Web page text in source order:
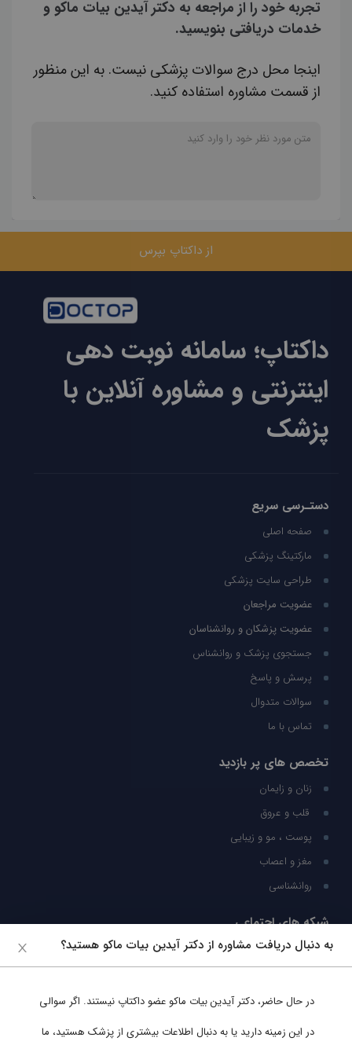
تجربه خود را از مراجعه به دکتر آیدین بیات ماکو و
خدمات دریافتی بنویسید.
اینجا محل درج سوالات پزشکی نیست. به این منظور
از قسمت مشاوره استفاده کنید.
از داکتاپ بپرس
داکتاپ؛ سامانه نوبت دهی
اینترنتی و مشاوره آنلاین با
پزشک
دستـرسی سریع
صفحه اصلی
مارکتینگ پزشکی
طراحی سایت پزشکی
عضویت مراجعان
عضویت پزشکان و روانشناسان
جستجوی پزشک و روانشناس
پرسش و پاسخ
سوالات متدوال
تماس با ما
تخصص های پر بازدید
زنان و زایمان
قلب و عروق
پوست ، مو و زیبایی
مغز و اعصاب
روانشناسی
شبکه های اجتماعی
ما را در شبکه های اجتماعی دنبال کنید
به دنبال دریافت مشاوره از دکتر آیدین بیات ماکو هستید؟
در حال حاضر، دکتر آیدین بیات ماکو عضو داکتاپ نیستند. اگر سوالی
در این زمینه دارید یا به دنبال اطلاعات بیشتری از پزشک هستید، ما